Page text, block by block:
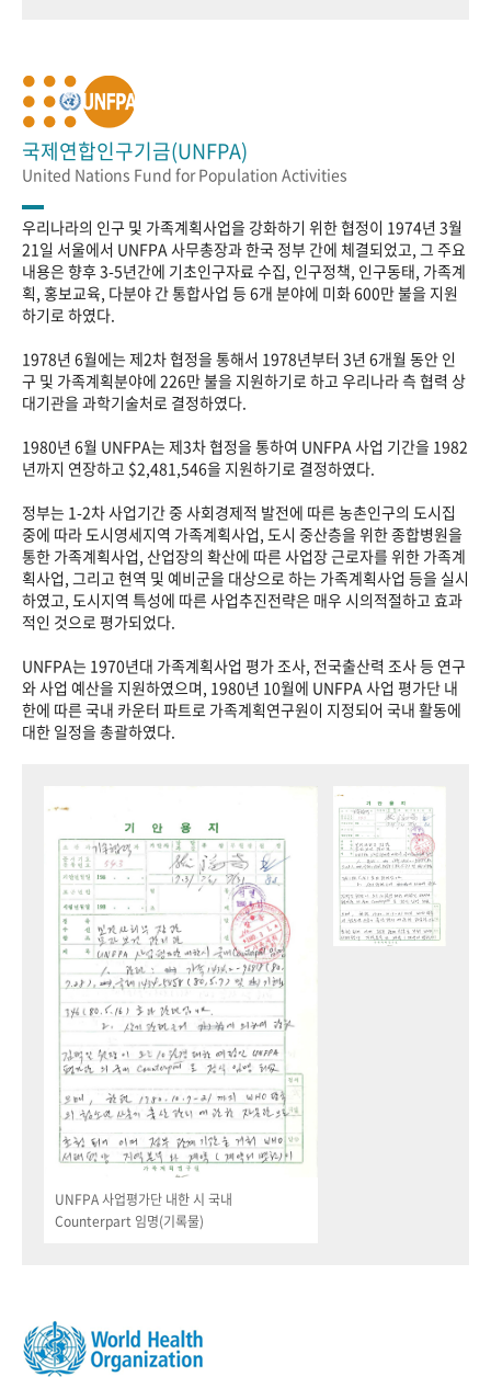
국제연합인구기금(UNFPA)
United Nations Fund for Population Activities
우리나라의 인구 및 가족계획사업을 강화하기 위한 협정이 1974년 3월
21일 서울에서 UNFPA 사무총장과 한국 정부 간에 체결되었고, 그 주요
내용은 향후 3-5년간에 기초인구자료 수집, 인구정책, 인구동태, 가족계
획, 홍보교육, 다분야 간 통합사업 등 6개 분야에 미화 600만 불을 지원
하기로 하였다.
1978년 6월에는 제2차 협정을 통해서 1978년부터 3년 6개월 동안 인
구 및 가족계획분야에 226만 불을 지원하기로 하고 우리나라 측 협력 상
대기관을 과학기술처로 결정하였다.
1980년 6월 UNFPA는 제3차 협정을 통하여 UNFPA 사업 기간을 1982
년까지 연장하고 $2,481,546을 지원하기로 결정하였다.
정부는 1-2차 사업기간 중 사회경제적 발전에 따른 농촌인구의 도시집
중에 따라 도시영세지역 가족계획사업, 도시 중산층을 위한 종합병원을
통한 가족계획사업, 산업장의 확산에 따른 사업장 근로자를 위한 가족계
획사업, 그리고 현역 및 예비군을 대상으로 하는 가족계획사업 등을 실시
하였고, 도시지역 특성에 따른 사업추진전략은 매우 시의적절하고 효과
적인 것으로 평가되었다.
UNFPA는 1970년대 가족계획사업 평가 조사, 전국출산력 조사 등 연구
와 사업 예산을 지원하였으며, 1980년 10월에 UNFPA 사업 평가단 내
한에 따른 국내 카운터 파트로 가족계획연구원이 지정되어 국내 활동에
대한 일정을 총괄하였다.
UNFPA 사업평가단 내한 시 국내
Counterpart 임명(기록물)